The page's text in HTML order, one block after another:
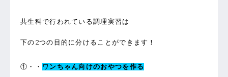
共生科で行われている調理実習は
下の2つの目的に分けることができます！
①・・ ワ ンちゃん向けのおやつを作る